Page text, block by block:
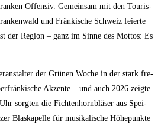
Offen­siv. Gemein­sam mit den Tou­ris­
und Frän­ki­sche Schweiz fei­er­te
der Regi­on – ganz im Sin­ne des Mot­tos: Es
der Grü­nen Woche in der stark fre­
Akzen­te – und auch 2026 zeig­te
sorg­ten die Fich­ten­horn­blä­ser aus Spei­
Blas­ka­pel­le für musi­ka­li­sche Höhe­punk­te